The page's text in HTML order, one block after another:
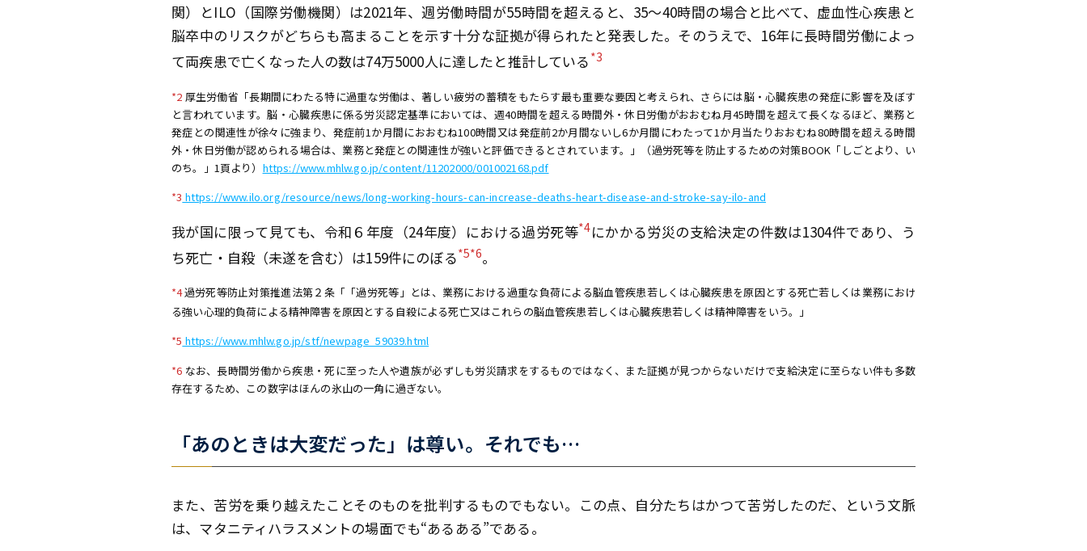
関）とILO（国際労働機関）は2021年、週労働時間が55時間を超えると、35〜40時間の場合と比べて、虚血性心疾患と
脳卒中のリスクがどちらも高まることを示す十分な証拠が得られたと発表した。そのうえで、16年に長時間労働によっ
て両疾患で亡くなった人の数は74万5000人に達したと推計している *3
*2 厚生労働省「長期間にわたる特に過重な労働は、著しい疲労の蓄積をもたらす最も重要な要因と考えられ、さらには脳・心臓疾患の発症に影響を及ぼす
と言われています。脳・心臓疾患に係る労災認定基準においては、週40時間を超える時間外・休日労働がおおむね月45時間を超えて長くなるほど、業務と
発症との関連性が徐々に強まり、発症前1か月間におおむね100時間又は発症前2か月間ないし6か月間にわたって1か月当たりおおむね80時間を超える時間
外・休日労働が認められる場合は、業務と発症との関連性が強いと評価できるとされています。」（過労死等を防止するための対策BOOK「しごとより、い
のち。」1頁より） https://www.mhlw.go.jp/content/11202000/001002168.pdf
*3 https://www.ilo.org/resource/news/long-working-hours-can-increase-deaths-heart-disease-and-stroke-say-ilo-and
我が国に限って見ても、令和６年度（24年度）における過労死等*4にかかる労災の支給決定の件数は1304件であり、う
ち死亡・自殺（未遂を含む）は159件にのぼる*5*6。
*4過労死等防止対策推進法第２条「「過労死等」とは、業務における過重な負荷による脳血管疾患若しくは心臓疾患を原因とする死亡若しくは業務におけ
る強い心理的負荷による精神障害を原因とする自殺による死亡又はこれらの脳血管疾患若しくは心臓疾患若しくは精神障害をいう。」
*5 https://www.mhlw.go.jp/stf/newpage_59039.html
*6 なお、長時間労働から疾患・死に至った人や遺族が必ずしも労災請求をするものではなく、また証拠が見つからないだけで支給決定に至らない件も多数
存在するため、この数字はほんの氷山の一角に過ぎない。
「あのときは大変だった」は尊い。それでも…
また、苦労を乗り越えたことそのものを批判するものでもない。この点、自分たちはかつて苦労したのだ、という文脈
は、マタニティハラスメントの場面でも“あるある”である。